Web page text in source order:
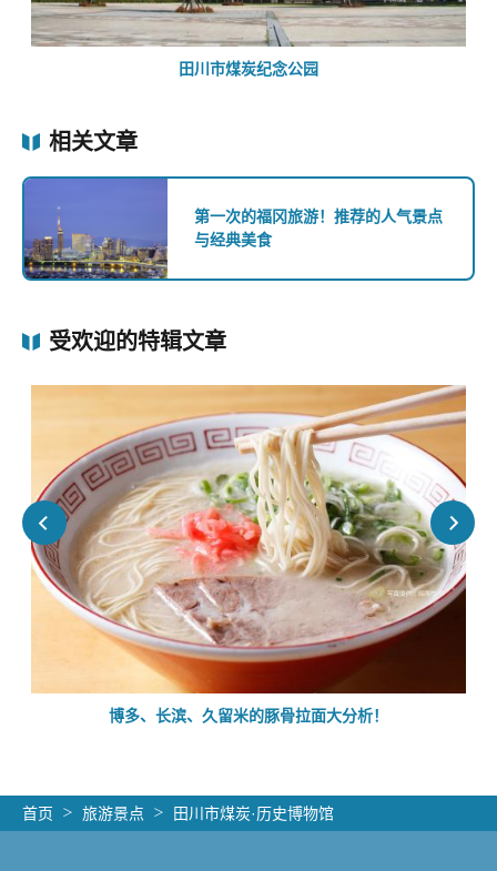
田川市煤炭纪念公园
相关文章
第一次的福冈旅游！推荐的人气景点
与经典美食
受欢迎的特辑文章
博多、长滨、久留米的豚骨拉面大分析！
首页 旅游景点 田川市煤炭·历史博物馆